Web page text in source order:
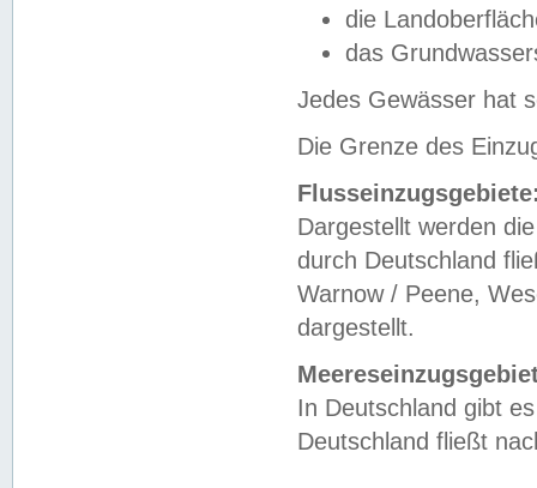
die
das
Jedes Gewässer hat
Die Grenze des
Dargestellt werden
durch Deutschland
Warnow / Peene,
dargestellt.
In Deutschland gibt
Deutschland fließt